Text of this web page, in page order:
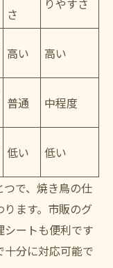
さ
りやすさ
高い 高い
普通 中程度
低い 低い
で、焼き鳥の仕
ます。市販のグ
シートも便利です
分に対応可能で